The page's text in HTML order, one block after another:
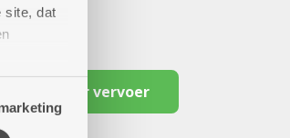
site, dat
gegevens
Reserveer vervoer